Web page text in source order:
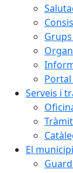
Serveis i
El municipi